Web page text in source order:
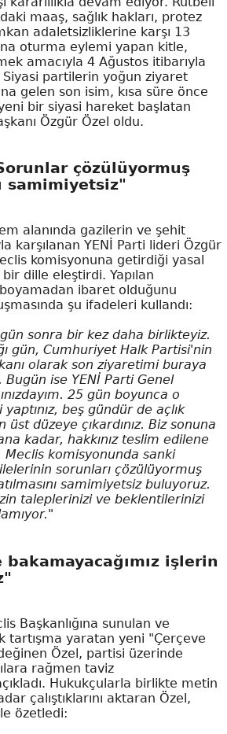
maaş, sağlık hakları, protez
adaletsizliklerine karşı 13
oturma eylemi yapan kitle,
amacıyla 4 Ağustos itibarıyla
Siyasi partilerin yoğun ziyaret
gelen son isim, kısa süre önce
bir siyasi hareket başlatan
Özgür Özel oldu.
çözülüyormuş
samimiyetsiz"
alanında gazilerin ve şehit
karşılanan YENİ Parti lideri Özgür
komisyonuna getirdiği yasal
dille eleştirdi. Yapılan
ibaret olduğunu
şu ifadeleri kullandı:
sonra bir kez daha birlikteyiz.
gün, Cumhuriyet Halk Partisi'nin
olarak son ziyaretimi buraya
ise YENİ Parti Genel
25 gün boyunca o
yaptınız, beş gündür de açlık
düzeye çıkardınız. Biz sonuna
kadar, hakkınız teslim edilene
Meclis komisyonunda sanki
sorunları çözülüyormuş
samimiyetsiz buluyoruz.
taleplerinizi ve beklentilerinizi
işlerin
Başkanlığına sunulan ve
tartışma yaratan yeni "Çerçeve
Özel, partisi üzerinde
rağmen taviz
Hukukçularla birlikte metin
çalıştıklarını aktaran Özel,
özetledi: